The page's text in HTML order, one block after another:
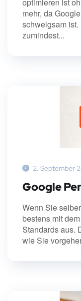
mehr, da
schweigsam
zumindest...
2. September
Google
Wenn Sie
bestens mit
Standards aus.
wie Sie